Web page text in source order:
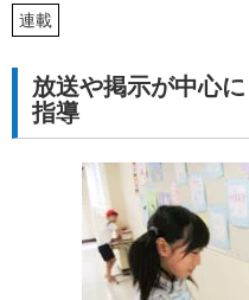
連載
放送や掲示が中心
指導